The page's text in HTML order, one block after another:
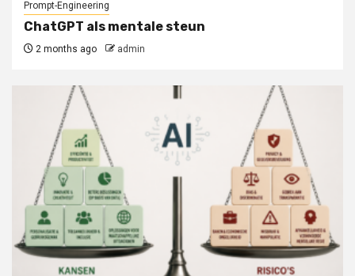
Prompt-Engineering
ChatGPT als mentale steun
2 months ago admin